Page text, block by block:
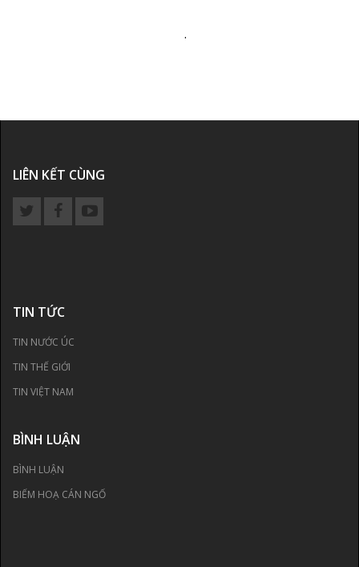
.
LIÊN KẾT CÙNG
TIN TỨC
TIN NƯỚC ÚC
TIN THẾ GIỚI
TIN VIỆT NAM
BÌNH LUẬN
BÌNH LUẬN
BIẾM HOẠ CÁN NGỐ